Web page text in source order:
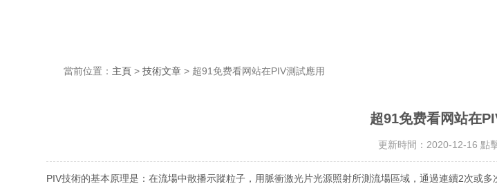
當前位置： 主頁 >技術文章 > 超91免费看网站在PIV測試應用
超91免费看网站在
更新時間：2020-12-16 點
PIV技術的基本原理是：在流場中散播示蹤粒子，用脈衝激光片光源照射所測流場區域，通過連續2次或